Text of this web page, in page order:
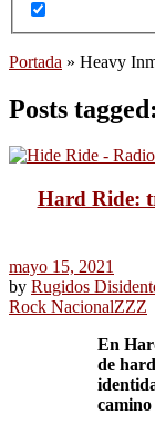
Portada » Heavy
Posts
Hard Ride:
mayo 15, 2021
by Rugidos
Rock NacionalZZZ
En
de
camino